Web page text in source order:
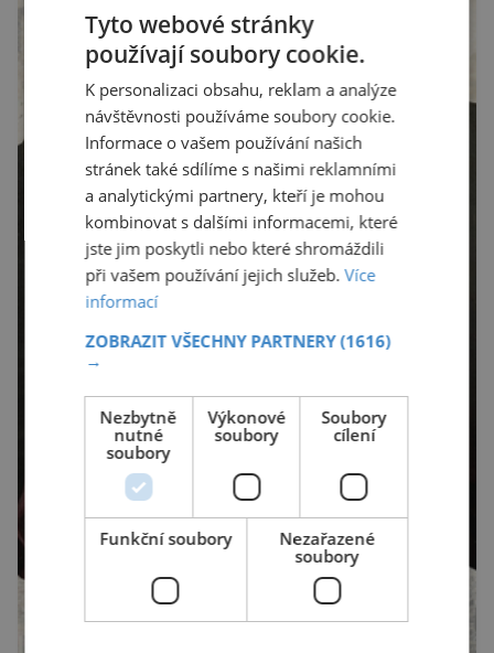
Tyto webové stránky
používají soubory cookie.
K personalizaci obsahu, reklam a analýze
návštěvnosti používáme soubory cookie.
Informace o vašem používání našich
stránek také sdílíme s našimi reklamními
a analytickými partnery, kteří je mohou
kombinovat s dalšími informacemi, které
jste jim poskytli nebo které shromáždili
při vašem používání jejich služeb.Více
informací
ZOBRAZIT VŠECHNY PARTNERY(1616)
→
Nezbytně
nutné
soubory
Výkonové
soubory
Soubory
cílení
Funkční soubory
Nezařazené
soubory